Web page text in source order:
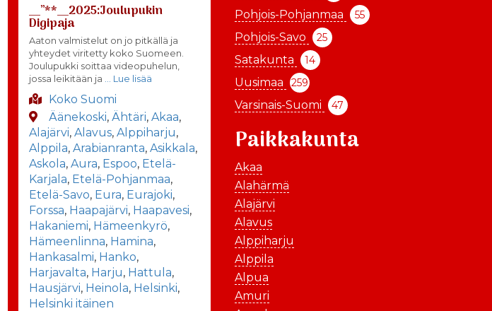
__”**__2025:Joulupukin
Digipaja
Aaton valmistelut on jo pitkällä ja
yhteydet viritetty koko Suomeen.
Joulupukki soittaa videopuhelun,
jossa leikitään ja … Lue lisää
Koko Suomi
Äänekoski,Ähtäri,Akaa,
Alajärvi,Alavus,Alppiharju,
Alppila,Arabianranta,Asikkala,
Askola,Aura, Espoo, Etelä-
Karjala, Etelä-Pohjanmaa,
Etelä-Savo, Eura, Eurajoki,
Forssa, Haapajärvi, Haapavesi,
Hakaniemi, Hämeenkyrö,
Hämeenlinna, Hamina,
Hankasalmi, Hanko,
Harjavalta, Harju, Hattula,
Hausjärvi, Heinola, Helsinki,
Helsinki itäinen
Pohjois-Pohjanmaa 55
Pohjois-Savo 25
Satakunta 14
Uusimaa 259
Varsinais-Suomi 47
Paikkakunta
Akaa
Alahärmä
Alajärvi
Alavus
Alppiharju
Alppila
Alpua
Amuri